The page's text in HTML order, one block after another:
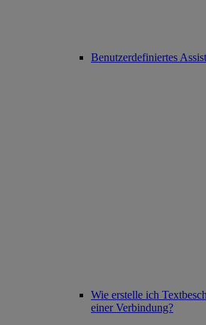
Benutzerdefiniertes
Wie erstelle ich
einer Verbindung?